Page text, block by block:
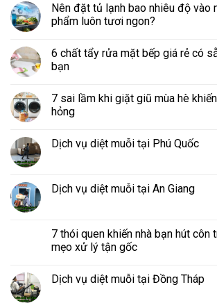
Nên đặt tủ lạnh bao nhiêu độ vào
phẩm luôn tươi ngon?
6 chất tẩy rửa mặt bếp giá rẻ có
bạn
7 sai lầm khi giặt giũ mùa hè
hỏng
Dịch vụ diệt muỗi tại Phú Quốc
Dịch vụ diệt muỗi tại An Giang
7 thói quen khiến nhà bạn hút côn
mẹo xử lý tận gốc
Dịch vụ diệt muỗi tại Đồng Tháp